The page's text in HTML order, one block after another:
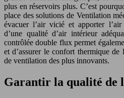
plus en réservoirs plus. C’est
place des solutions de Ventilation
évacuer l’air vicié et apporter l’air
d’une qualité d’air intérieur
contrôlée double flux permet
et d’assurer le confort thermique de
de ventilation des plus innovants.
Garantir la qualité de